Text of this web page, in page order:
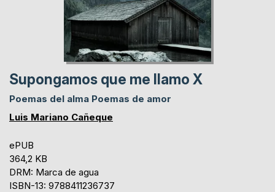
Supongamos que me llamo X
Poemas del alma Poemas de amor
Luis Mariano Cañeque
ePUB
364,2 KB
DRM: Marca de agua
ISBN-13: 9788411236737